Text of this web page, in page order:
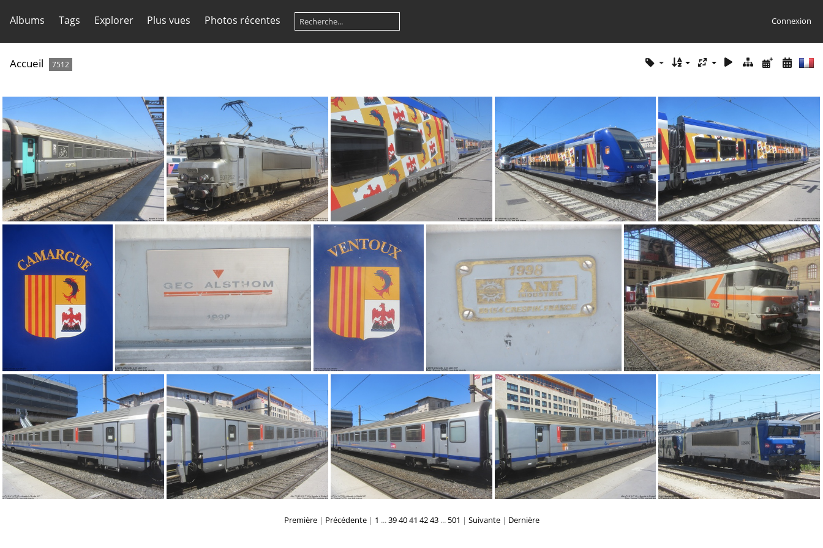
Albums Tags Explorer Plus vues Photos récentes Connexion
Accueil 7512
IMG 7627 IMG 7302 IMG 7307 IMG 7303
IMG 7306 IMG 7298 IMG 7300 IMG 7299 IMG 7310
Première| Précédente| 1 ...394041 4243... 501 | Suivante | Dernière